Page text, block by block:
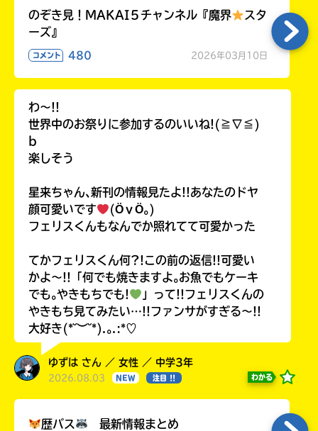
のぞき見！MAKAI５チャンネル『魔界
スタ
ーズ』
コメント 480 2026年03月10日
わ〜!!
世界中のお祭りに参加するのいいね!(≧∇≦)
b
楽しそう
星来ちゃん､新刊の情報見たよ!!あなたのドヤ
顔可愛いです
(ӦｖӦ｡)
フェリスくんもなんでか照れてて可愛かった
てかフェリスくん何?!この前の返信!!可愛い
かよ〜!!「何でも焼きますよ｡お魚でもケーキ
でも｡やきもちでも!
」って!!フェリスくんの
やきもち見てみたい…!!ファンサがすぎる〜!!
大好き(*˘︶˘*).｡.:*♡
ゆずは さん ／ 女性 ／ 中学3年
2026.08.03 NEW 注目 !! わかる
歴バス 最新情報まとめ